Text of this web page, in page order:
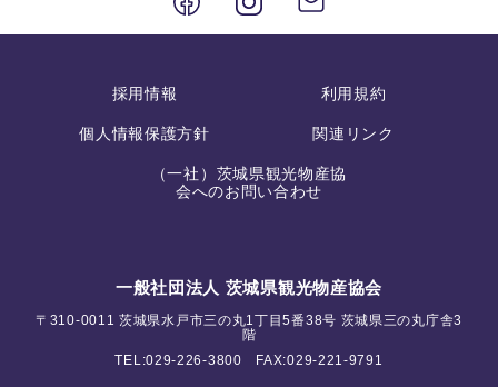
採用情報 利用規約
個人情報保護方針 関連リンク
（一社）茨城県観光物産協
会へのお問い合わせ
一般社団法人 茨城県観光物産協会
〒310-0011 茨城県水戸市三の丸1丁目5番38号 茨城県三の丸庁舎3
階
TEL:029-226-3800 FAX:029-221-9791